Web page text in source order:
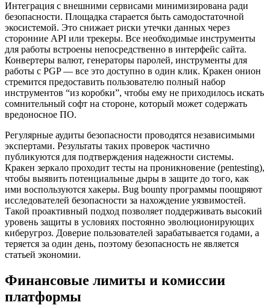
Интеграция с внешними сервисами минимизирована ради
безопасности. Площадка старается быть самодостаточной
экосистемой. Это снижает риски утечки данных через
сторонние API или трекеры. Все необходимые инструменты
для работы встроены непосредственно в интерфейс сайта.
Конвертеры валют, генераторы паролей, инструменты для
работы с PGP — все это доступно в один клик. Кракен онион
стремится предоставить пользователю полный набор
инструментов “из коробки”, чтобы ему не приходилось искать
сомнительный софт на стороне, который может содержать
вредоносное ПО.
Регулярные аудиты безопасности проводятся независимыми
экспертами. Результаты таких проверок частично
публикуются для подтверждения надежности системы.
Кракен зеркало проходит тесты на проникновение (pentesting),
чтобы выявить потенциальные дыры в защите до того, как
ими воспользуются хакеры. Bug bounty программы поощряют
исследователей безопасности за нахождение уязвимостей.
Такой проактивный подход позволяет поддерживать высокий
уровень защиты в условиях постоянно эволюционирующих
киберугроз. Доверие пользователей зарабатывается годами, а
теряется за один день, поэтому безопасность не является
статьей экономии.
Финансовые лимиты и комиссии
платформы